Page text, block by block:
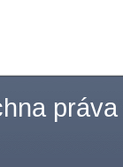
práva